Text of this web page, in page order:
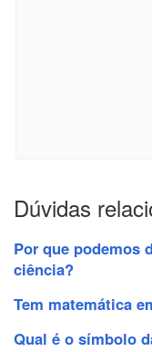
Dúvidas
Por que podemos
ciência?
Tem matemática
Qual é o símbolo